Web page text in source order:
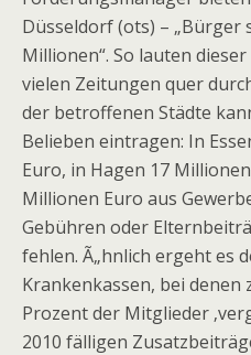
Düsseldorf (ots) – „Bürger
Millionen“. So lauten
vielen Zeitungen quer
der betroffenen Städte
Belieben eintragen: In
Euro, in Hagen 17
Millionen Euro aus
Gebühren oder
fehlen. Ã„hnlich ergeht es
Krankenkassen, bei denen
Prozent der Mitglieder
2010 fälligen